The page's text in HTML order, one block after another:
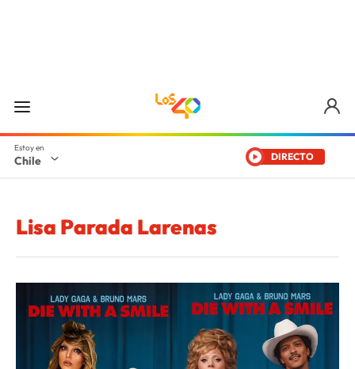
Chile DIRECTO
Lisa Parada Larenas